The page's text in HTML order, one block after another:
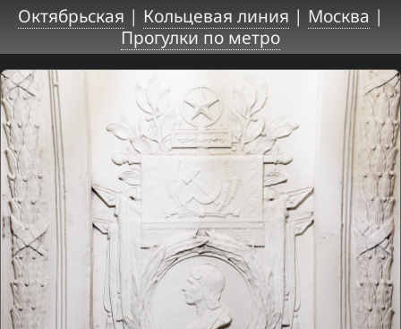
Октябрьская | Кольцевая линия | Москва |
Прогулки по метро